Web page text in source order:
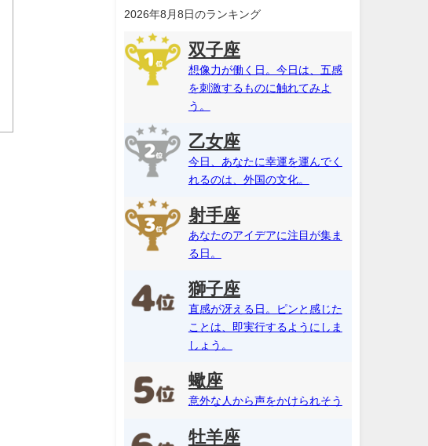
2026年8月8日のランキング
双子座
想像力が働く日。今日は、五感
を刺激するものに触れてみよ
う。
乙女座
今日、あなたに幸運を運んでく
れるのは、外国の文化。
射手座
あなたのアイデアに注目が集ま
る日。
獅子座
直感が冴える日。ピンと感じた
ことは、即実行するようにしま
しょう。
蠍座
意外な人から声をかけられそう
牡羊座